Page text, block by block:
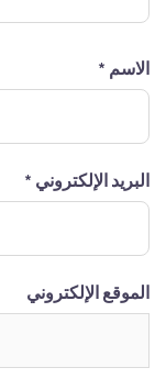
الاسم *
البريد الإلكتروني *
الموقع الإلكتروني